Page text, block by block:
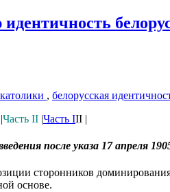
, белорусская
|Часть II |Часть III |
после указа 17 апреля
сторонников
основе.